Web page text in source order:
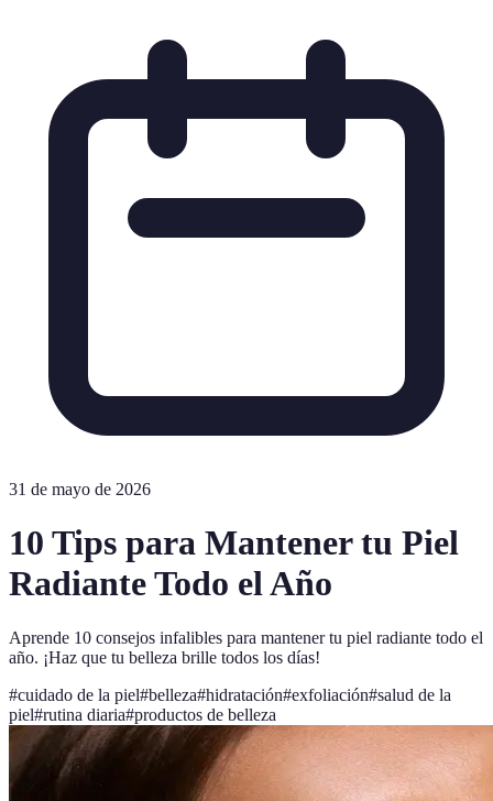
31 de mayo de 2026
10 Tips para Mantener tu Piel
Radiante Todo el Año
Aprende 10 consejos infalibles para mantener tu piel radiante todo el
año. ¡Haz que tu belleza brille todos los días!
#cuidado de la piel#belleza#hidratación#exfoliación#salud de la
piel#rutina diaria#productos de belleza